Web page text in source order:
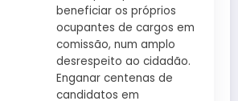
beneficiar os próprios
ocupantes de cargos em
comissão, num amplo
desrespeito ao cidadão.
Enganar centenas de
candidatos em